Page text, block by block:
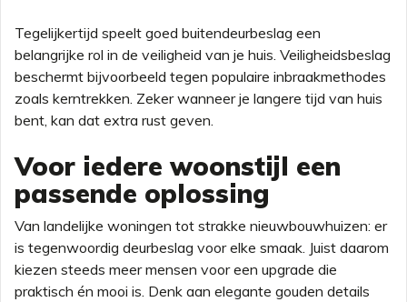
Tegelijkertijd speelt goed buitendeurbeslag een
belangrijke rol in de veiligheid van je huis. Veiligheidsbeslag
beschermt bijvoorbeeld tegen populaire inbraakmethodes
zoals kerntrekken. Zeker wanneer je langere tijd van huis
bent, kan dat extra rust geven.
Voor iedere woonstijl een
passende oplossing
Van landelijke woningen tot strakke nieuwbouwhuizen: er
is tegenwoordig deurbeslag voor elke smaak. Juist daarom
kiezen steeds meer mensen voor een upgrade die
praktisch én mooi is. Denk aan elegante gouden details